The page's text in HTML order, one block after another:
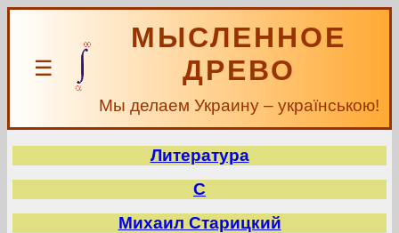
☰
МЫСЛЕННОЕ
ДРЕВО
Мы делаем Украину – українською!
Литература
С
Михаил Старицкий